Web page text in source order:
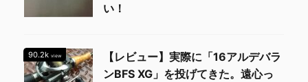
い！
90.2k view
【レビュー】実際に「16アルデバラ
ンBFS XG」を投げてきた。遠心っ